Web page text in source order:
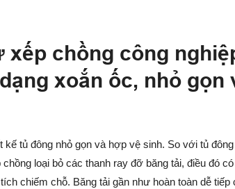
xếp chồng công
xoắn ốc, nhỏ gọn
tủ đông nhỏ gọn và hợp vệ sinh. So với tủ
loại bỏ các thanh ray đỡ băng tải, điều đó
chiếm chỗ. Băng tải gần như hoàn toàn dễ tiếp